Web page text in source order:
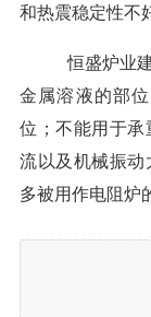
和热震稳定性不
恒盛炉业
金属溶液的部
位；不能用于承
流以及机械振动
多被用作电阻炉